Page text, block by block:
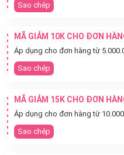
Sao chép
MÃ GIẢM 10K CHO ĐƠN
Áp dụng cho đơn hàng từ
Sao chép
MÃ GIẢM 15K CHO ĐƠN
Áp dụng cho đơn hàng từ
Sao chép